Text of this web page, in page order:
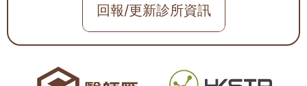
回報/更新診所資訊